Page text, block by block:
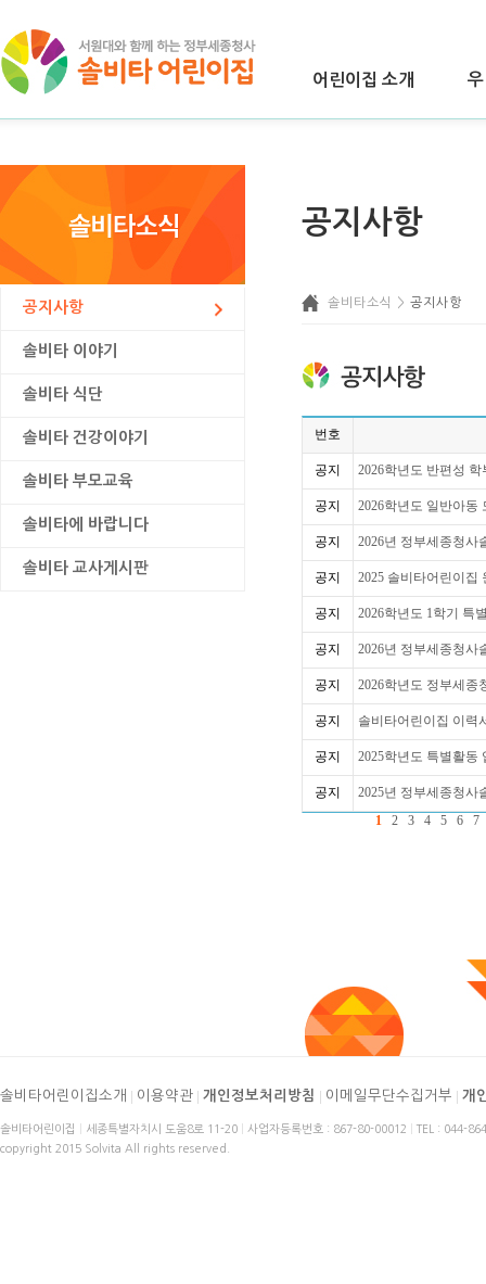
어린이집 소개
공지사항
솔비타 이야기
솔비타 식단
솔비타 건강이야기
솔비타 부모교육
솔비타에 바랍니다
솔비타 교사게시판
공지사항
솔비타소식 > 공지사항
번호
공지 2026학년도 반편성
공지 2026학년도 일반아동
공지 2026년 정부세종청사
공지 2025 솔비타어린이집
공지 2026학년도 1학기 특
공지 2026년 정부세종청사
공지 2026학년도 정부세종
공지 솔비타어린이집 이력
공지 2025학년도 특별활동
공지
2025년 정부세종청사
1
2 3 4 5 6 7
솔비타어린이집소개 이용약관 개인정보처리방침 이메일무단수집거부 개
솔비타어린이집 세종특별자치시 도움8로 11-20 사업자등록번호 : 867-80-00012
TEL : 044-
copyright 2015 Solvita All rights reserved.